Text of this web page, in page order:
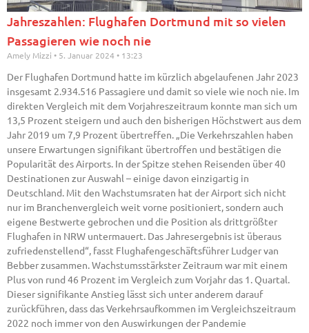
Jahreszahlen: Flughafen Dortmund mit so vielen
Passagieren wie noch nie
Amely Mizzi 5. Januar 2024 13:23
Der Flughafen Dortmund hatte im kürzlich abgelaufenen Jahr 2023
insgesamt 2.934.516 Passagiere und damit so viele wie noch nie. Im
direkten Vergleich mit dem Vorjahreszeitraum konnte man sich um
13,5 Prozent steigern und auch den bisherigen Höchstwert aus dem
Jahr 2019 um 7,9 Prozent übertreffen. „Die Verkehrszahlen haben
unsere Erwartungen signifikant übertroffen und bestätigen die
Popularität des Airports. In der Spitze stehen Reisenden über 40
Destinationen zur Auswahl – einige davon einzigartig in
Deutschland. Mit den Wachstumsraten hat der Airport sich nicht
nur im Branchenvergleich weit vorne positioniert, sondern auch
eigene Bestwerte gebrochen und die Position als drittgrößter
Flughafen in NRW untermauert. Das Jahresergebnis ist überaus
zufriedenstellend“, fasst Flughafengeschäftsführer Ludger van
Bebber zusammen. Wachstumsstärkster Zeitraum war mit einem
Plus von rund 46 Prozent im Vergleich zum Vorjahr das 1. Quartal.
Dieser signifikante Anstieg lässt sich unter anderem darauf
zurückführen, dass das Verkehrsaufkommen im Vergleichszeitraum
2022 noch immer von den Auswirkungen der Pandemie